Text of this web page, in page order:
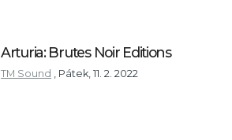
Arturia: Brutes Noir Editions
TM Sound , Pátek, 11. 2. 2022